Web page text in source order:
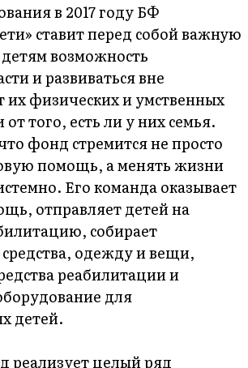
в 2017 году БФ
ставит перед собой важную
возможность
и развиваться вне
их физических и умственных
от того, есть ли у них семья.
фонд стремится не просто
помощь, а менять жизни
Его команда оказывает
отправляет детей на
собирает
одежду и вещи,
реабилитации и
для
детей.
реализует целый ряд